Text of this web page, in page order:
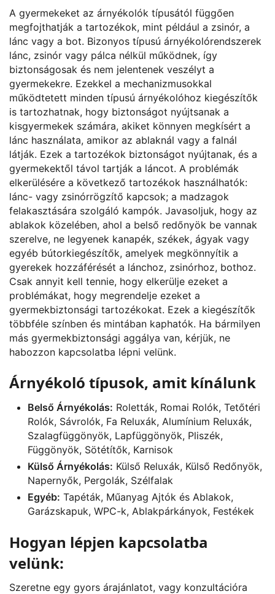
A gyermekeket az árnyékolók típusától függően
megfojthatják a tartozékok, mint például a zsinór, a
lánc vagy a bot. Bizonyos típusú árnyékolórendszerek
lánc, zsinór vagy pálca nélkül működnek, így
biztonságosak és nem jelentenek veszélyt a
gyermekekre. Ezekkel a mechanizmusokkal
működtetett minden típusú árnyékolóhoz kiegészítők
is tartozhatnak, hogy biztonságot nyújtsanak a
kisgyermekek számára, akiket könnyen megkísért a
lánc használata, amikor az ablaknál vagy a falnál
látják. Ezek a tartozékok biztonságot nyújtanak, és a
gyermekektől távol tartják a láncot. A problémák
elkerülésére a következő tartozékok használhatók:
lánc- vagy zsinórrögzítő kapcsok; a madzagok
felakasztására szolgáló kampók. Javasoljuk, hogy az
ablakok közelében, ahol a belső redőnyök be vannak
szerelve, ne legyenek kanapék, székek, ágyak vagy
egyéb bútorkiegészítők, amelyek megkönnyítik a
gyerekek hozzáférését a lánchoz, zsinórhoz, bothoz.
Csak annyit kell tennie, hogy elkerülje ezeket a
problémákat, hogy megrendelje ezeket a
gyermekbiztonsági tartozékokat. Ezek a kiegészítők
többféle színben és mintában kaphatók. Ha bármilyen
más gyermekbiztonsági aggálya van, kérjük, ne
habozzon kapcsolatba lépni velünk.
Árnyékoló típusok, amit kínálunk
Belső Árnyékolás: Roletták, Romai Rolók, Tetőtéri
Rolók, Sávrolók, Fa Reluxák, Alumínium Reluxák,
Szalagfüggönyök, Lapfüggönyök, Pliszék,
Függönyök, Sötétítők, Karnisok
Külső Árnyékolás: Külső Reluxák, Külső Redőnyök,
Napernyők, Pergolák, Szélfalak
Egyéb: Tapéták, Műanyag Ajtók és Ablakok,
Garázskapuk, WPC-k, Ablakpárkányok, Festékek
Hogyan lépjen kapcsolatba
velünk:
Szeretne egy gyors árajánlatot, vagy konzultációra